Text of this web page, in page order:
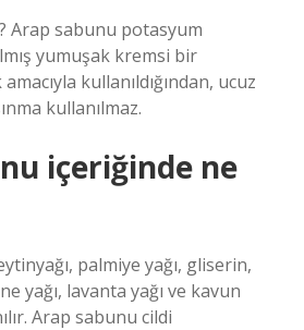
Arap sabunu potasyum
yumuşak kremsi bir
kullanıldığından, ucuz
kullanılmaz.
içeriğinde ne
palmiye yağı, gliserin,
yağı, lavanta yağı ve kavun
Arap sabunu cildi